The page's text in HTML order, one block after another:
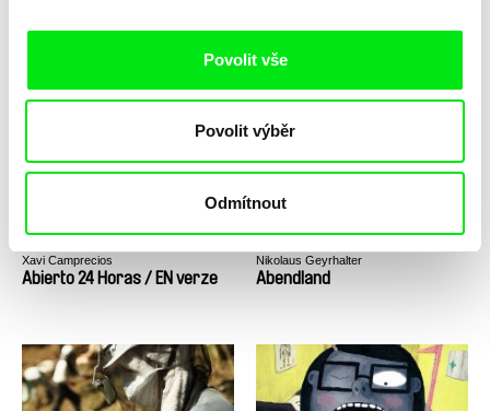
Povolit vše
Povolit výběr
Odmítnout
Anikó Mária Nagy
Xavi Camprecios
Abierto 24 Horas / EN verze
Nikolaus Geyrhalter
Abendland